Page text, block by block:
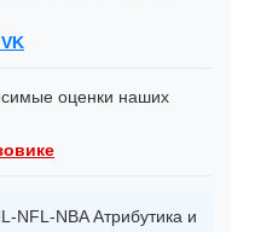
оценки наших
NFL-NBA Атрибутика и